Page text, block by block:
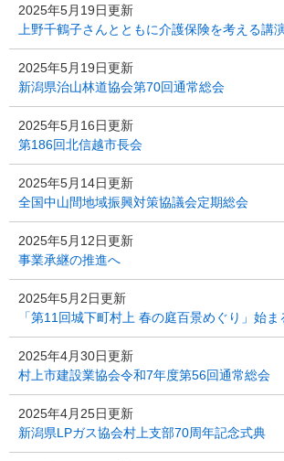
2025年5月19日更新
上野千鶴子さんとともに介護保険を考える講
2025年5月19日更新
新潟県治山林道協会第70回通常総会
2025年5月16日更新
第186回北信越市長会
2025年5月14日更新
全国中山間地域振興対策協議会定期総会
2025年5月12日更新
事業承継の推進へ
2025年5月2日更新
「第11回城下町村上 春の庭百景めぐり」始ま
2025年4月30日更新
村上市建設業協会令和7年度第56回通常総会
2025年4月25日更新
新潟県LPガス協会村上支部70周年記念式典